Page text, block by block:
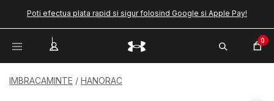
Poti efectua plata rapid si sigur folosind Google si Apple Pay!
0
IMBRACAMINTE HANORAC